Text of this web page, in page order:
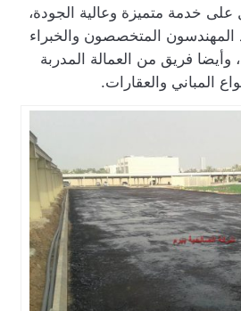
خدمة متميزة وعالية الجودة،
المهندسون المتخصصون والخبراء
وأيضا فريق من العمالة المدربة
المباني والعقارات.